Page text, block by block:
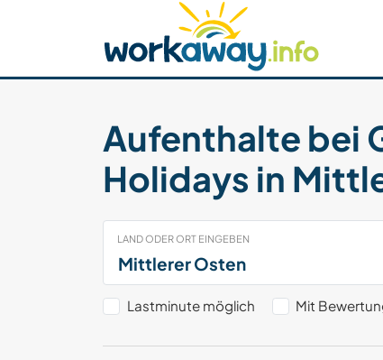
Host finden Reisepartner finden
Sicherheit
Aufenthalte bei
Holidays in
LAND ODER ORT EINGEBEN
Lastminute möglich Mit